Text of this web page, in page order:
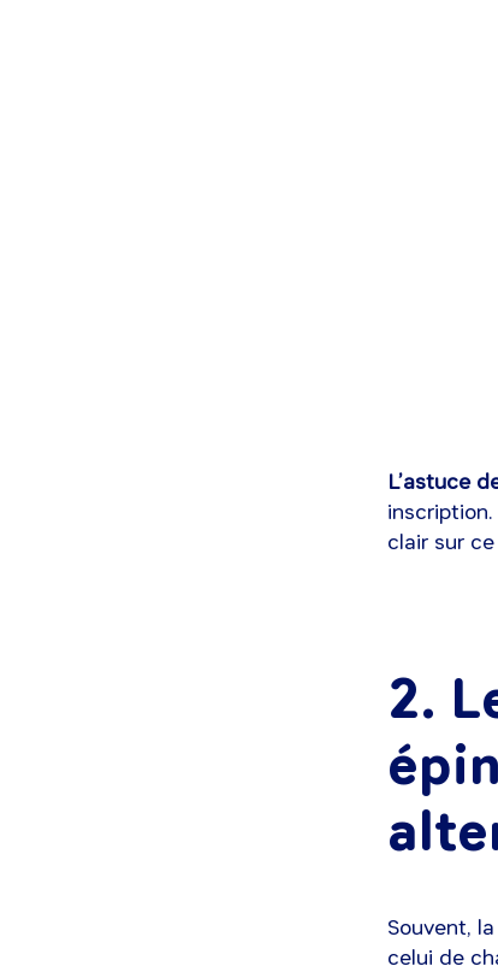
L’astuce
clair sur
2.
Souvent,
celui de